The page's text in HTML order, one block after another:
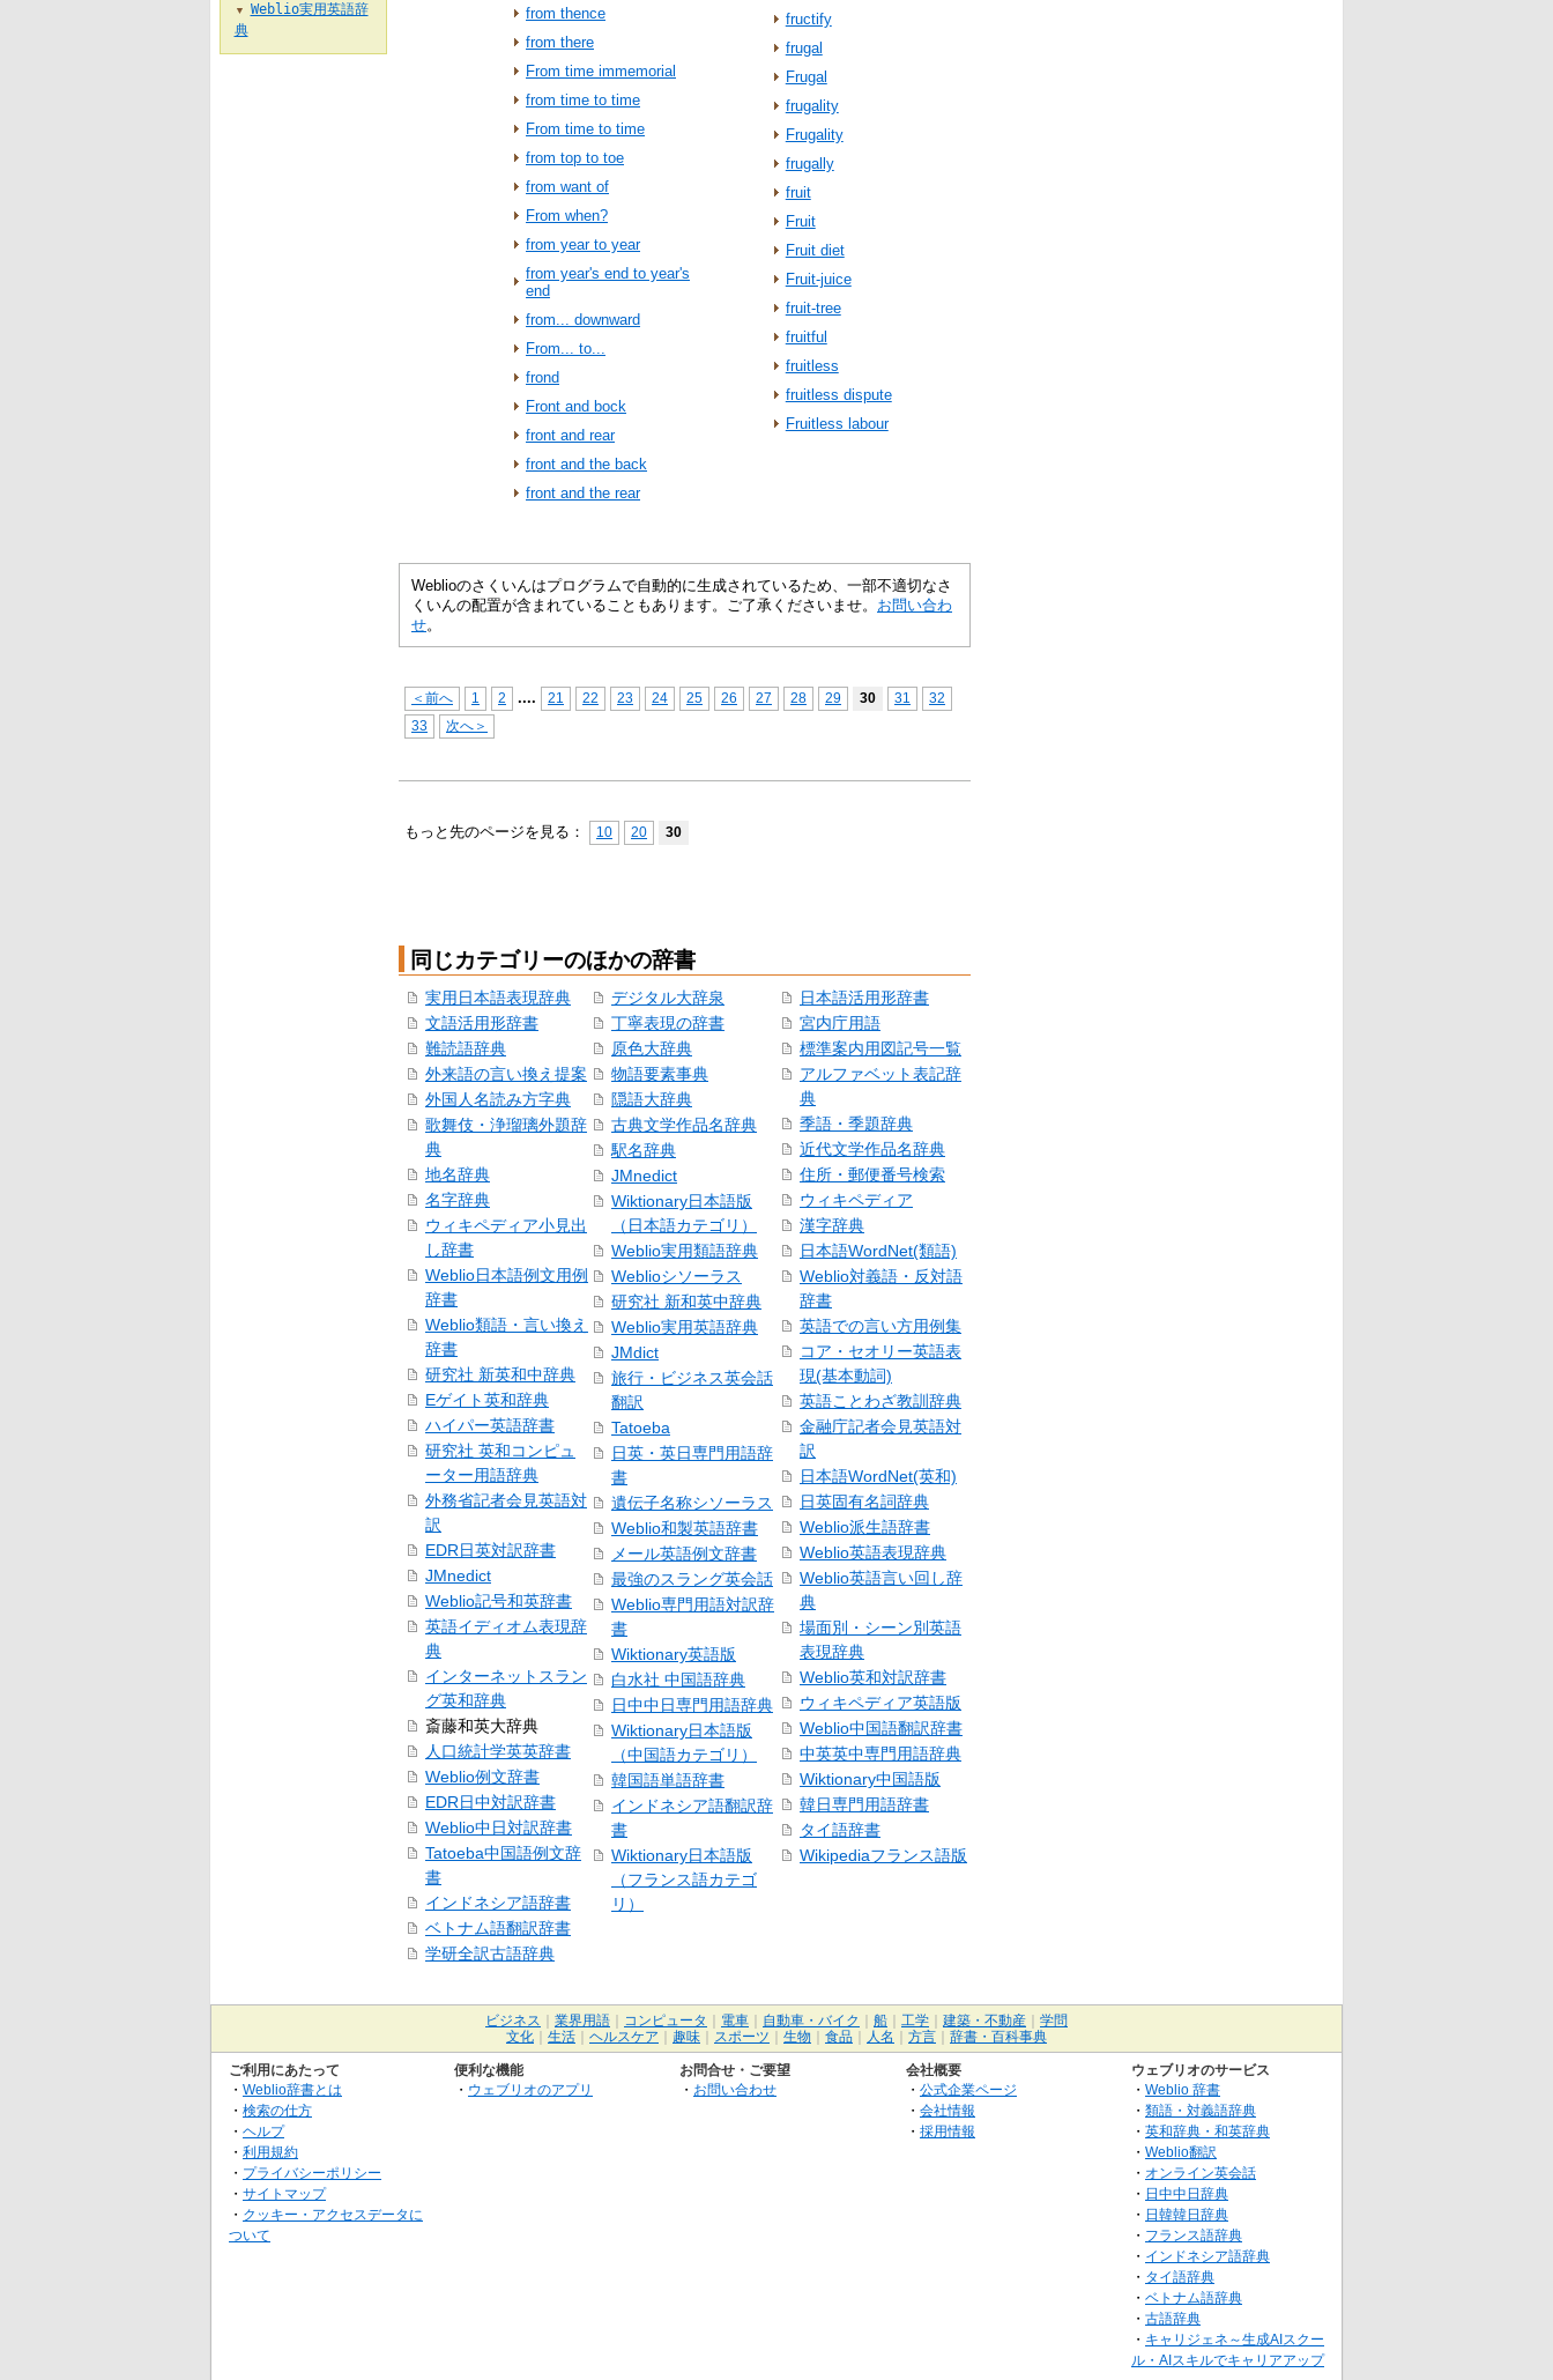
from thence
from there
From time immemorial
from time to time
From time to time
from top to toe
from want of
From when?
from year to year
from year's end to year's
end
from... downward
From... to...
frond
Front and bock
front and rear
front and the back
front and the rear
fructify
frugal
Frugal
frugality
Frugality
frugally
fruit
Fruit
Fruit diet
Fruit-juice
fruit-tree
fruitful
fruitless
fruitless dispute
Fruitless labour
Weblioのさくいんはプログラムで自動的に生成されているため、一部不適切なさ
くいんの配置が含まれていることもあります。ご了承くださいませ。 お問い合わ
せ。
＜前へ 1 2 .... 21 22 23 24 25 26 27 28 29 30 31
32
33
次へ＞
もっと先のページを見る： 10 20 30
同じカテゴリーのほかの辞書
実用日本語表現辞典
文語活用形辞書
難読語辞典
外来語の言い換え提案
外国人名読み方字典
歌舞伎・浄瑠璃外題辞
典
地名辞典
名字辞典
ウィキペディア小見出
し辞書
Weblio日本語例文用例
辞書
Weblio類語・言い換え
辞書
研究社 新英和中辞典
Eゲイト英和辞典
ハイパー英語辞書
研究社 英和コンピュ
ーター用語辞典
外務省記者会見英語対
訳
EDR日英対訳辞書
JMnedict
Weblio記号和英辞書
英語イディオム表現辞
典
インターネットスラン
グ英和辞典
斎藤和英大辞典
人口統計学英英辞書
Weblio例文辞書
EDR日中対訳辞書
Weblio中日対訳辞書
Tatoeba中国語例文辞
書
インドネシア語辞書
ベトナム語翻訳辞書
学研全訳古語辞典
デジタル大辞泉
丁寧表現の辞書
原色大辞典
物語要素事典
隠語大辞典
古典文学作品名辞典
駅名辞典
JMnedict
Wiktionary日本語版
（日本語カテゴリ）
Weblio実用類語辞典
Weblioシソーラス
研究社 新和英中辞典
Weblio実用英語辞典
JMdict
旅行・ビジネス英会話
翻訳
Tatoeba
日英・英日専門用語辞
書
遺伝子名称シソーラス
Weblio和製英語辞書
メール英語例文辞書
最強のスラング英会話
Weblio専門用語対訳辞
書
Wiktionary英語版
白水社 中国語辞典
日中中日専門用語辞典
Wiktionary日本語版
（中国語カテゴリ）
韓国語単語辞書
インドネシア語翻訳辞
書
Wiktionary日本語版
（フランス語カテゴ
リ）
日本語活用形辞書
宮内庁用語
標準案内用図記号一覧
アルファベット表記辞
典
季語・季題辞典
近代文学作品名辞典
住所・郵便番号検索
ウィキペディア
漢字辞典
日本語WordNet(類語)
Weblio対義語・反対語
辞書
英語での言い方用例集
コア・セオリー英語表
現(基本動詞)
英語ことわざ教訓辞典
金融庁記者会見英語対
訳
日本語WordNet(英和)
日英固有名詞辞典
Weblio派生語辞書
Weblio英語表現辞典
Weblio英語言い回し辞
典
場面別・シーン別英語
表現辞典
Weblio英和対訳辞書
ウィキペディア英語版
Weblio中国語翻訳辞書
中英英中専門用語辞典
Wiktionary中国語版
韓日専門用語辞書
タイ語辞書
Wikipediaフランス語版
▼
Weblio実用英語辞
典
ビジネス 業界用語 コンピュータ 電車 自動車・バイク 船 工学 建築・不動産
学問
文化
生活 ヘルスケア 趣味 スポーツ 生物 食品 人名 方言 辞書・百科事典
ご利用にあたって
・ Weblio辞書とは
・ 検索の仕方
・ ヘルプ
・ 利用規約
・ プライバシーポリシー
・ サイトマップ
・ クッキー・アクセスデータに
ついて
便利な機能
・ ウェブリオのアプリ
お問合せ・ご要望
・ お問い合わせ
会社概要
・ 公式企業ページ
・ 会社情報
・ 採用情報
ウェブリオのサービス
・ Weblio 辞書
・ 類語・対義語辞典
・ 英和辞典・和英辞典
・ Weblio翻訳
・ オンライン英会話
・ 日中中日辞典
・ 日韓韓日辞典
・ フランス語辞典
・ インドネシア語辞典
・ タイ語辞典
・ ベトナム語辞典
・ 古語辞典
・ キャリジェネ～生成AIスクー
ル・AIスキルでキャリアアップ